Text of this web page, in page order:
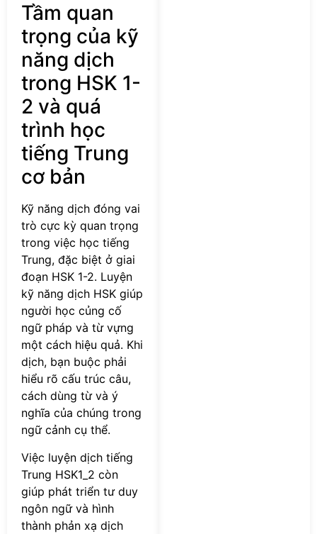
Tầm quan
trọng của kỹ
năng dịch
trong HSK 1-
2 và quá
trình học
tiếng Trung
cơ bản
Kỹ năng dịch đóng vai
trò cực kỳ quan trọng
trong việc học tiếng
Trung, đặc biệt ở giai
đoạn HSK 1-2. Luyện
kỹ năng dịch HSK giúp
người học củng cố
ngữ pháp và từ vựng
một cách hiệu quả. Khi
dịch, bạn buộc phải
hiểu rõ cấu trúc câu,
cách dùng từ và ý
nghĩa của chúng trong
ngữ cảnh cụ thể.
Việc luyện dịch tiếng
Trung HSK1_2 còn
giúp phát triển tư duy
ngôn ngữ và hình
thành phản xạ dịch